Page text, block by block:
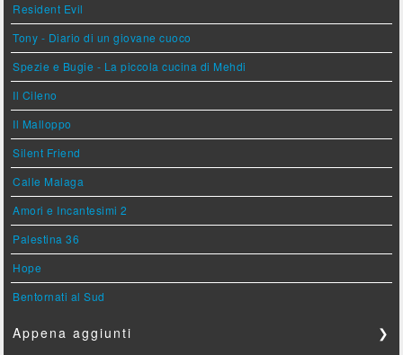
Resident Evil
Tony - Diario di un giovane cuoco
Spezie e Bugie - La piccola cucina di Mehdi
Il Cileno
Il Malloppo
Silent Friend
Calle Malaga
Amori e Incantesimi 2
Palestina 36
Hope
Bentornati al Sud
Appena aggiunti ❯